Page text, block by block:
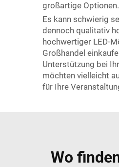
großartige Optionen.
Es kann schwierig
dennoch qualitativ
hochwertiger LED-
Großhandel
Unterstützung bei
möchten vielleicht
für Ihre
Wo